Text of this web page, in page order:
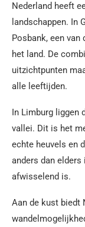
Nederland heeft
landschappen. In
Posbank, een van
het land. De
uitzichtpunten
alle leeftijden.
In Limburg liggen
vallei. Dit is het
echte heuvels en
anders dan
afwisselend is.
Aan de kust biedt